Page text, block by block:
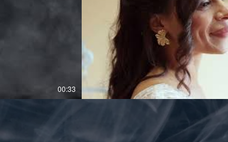
00:33